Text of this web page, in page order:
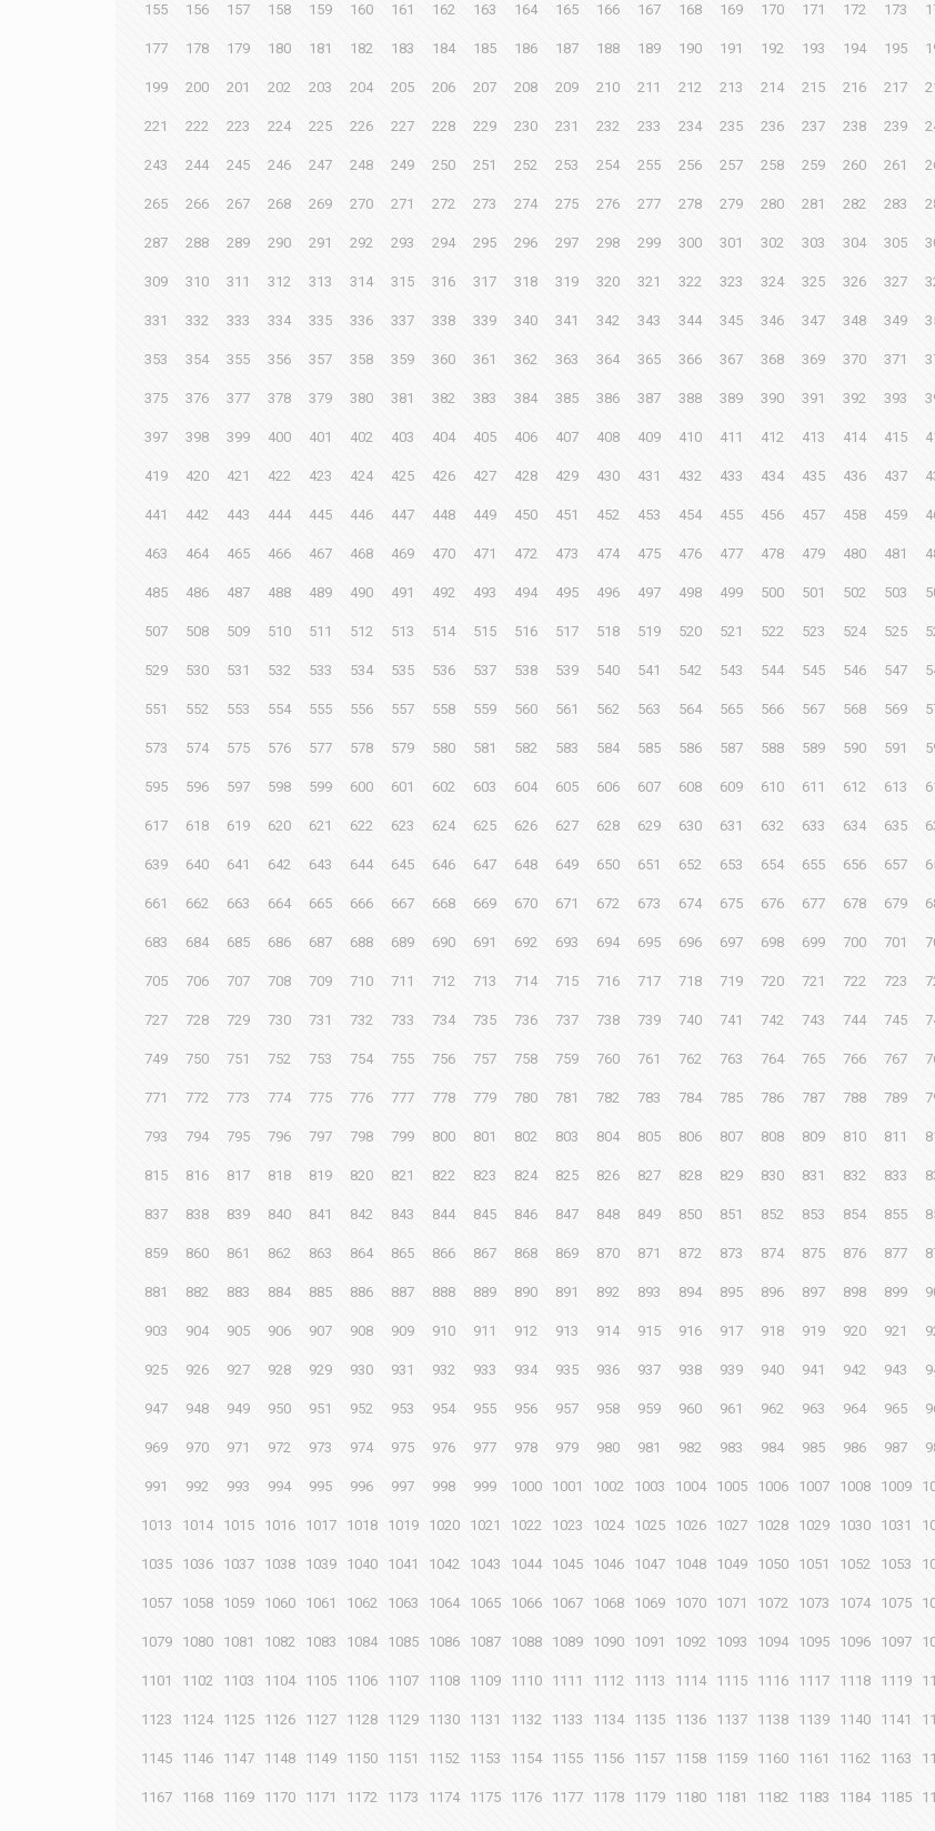
155 156 157 158 159 160 161 162 163 164 165 166 167 168 169 170 171 172 173
177 178 179 180 181 182 183 184 185 186 187 188 189 190 191 192 193 194 195
199 200 201 202 203 204 205 206 207 208 209 210 211 212 213 214 215 216 217
221 222 223 224 225 226 227 228 229 230 231 232 233 234 235 236 237 238 239
243 244 245 246 247 248 249 250 251 252 253 254 255 256 257 258 259 260 261
265 266 267 268 269 270 271 272 273 274 275 276 277 278 279 280 281 282 283
287 288 289 290 291 292 293 294 295 296 297 298 299 300 301 302 303 304 305
309 310 311 312 313 314 315 316 317 318 319 320 321 322 323 324 325 326 327
331 332 333 334 335 336 337 338 339 340 341 342 343 344 345 346 347 348 349
353 354 355 356 357 358 359 360 361 362 363 364 365 366 367 368 369 370 371
375 376 377 378 379 380 381 382 383 384 385 386 387 388 389 390 391 392 393
397 398 399 400 401 402 403 404 405 406 407 408 409 410 411 412 413 414 415
419 420 421 422 423 424 425 426 427 428 429 430 431 432 433 434 435 436 437
441 442 443 444 445 446 447 448 449 450 451 452 453 454 455 456 457 458 459
463 464 465 466 467 468 469 470 471 472 473 474 475 476 477 478 479 480 481
485 486 487 488 489 490 491 492 493 494 495 496 497 498 499 500 501 502 503
507 508 509 510 511 512 513 514 515 516 517 518 519 520 521 522 523 524 525
529 530 531 532 533 534 535 536 537 538 539 540 541 542 543 544 545 546 547
551 552 553 554 555 556 557 558 559 560 561 562 563 564 565 566 567 568 569
573 574 575 576 577 578 579 580 581 582 583 584 585 586 587 588 589 590 591
595 596 597 598 599 600 601 602 603 604 605 606 607 608 609 610 611 612 613
617 618 619 620 621 622 623 624 625 626 627 628 629 630 631 632 633 634 635
639 640 641 642 643 644 645 646 647 648 649 650 651 652 653 654 655 656 657
661 662 663 664 665 666 667 668 669 670 671 672 673 674 675 676 677 678 679
683 684 685 686 687 688 689 690 691 692 693 694 695 696 697 698 699 700 701
705 706 707 708 709 710 711 712 713 714 715 716 717 718 719 720 721 722 723
727 728 729 730 731 732 733 734 735 736 737 738 739 740 741 742 743 744 745
749 750 751 752 753 754 755 756 757 758 759 760 761 762 763 764 765 766 767
771 772 773 774 775 776 777 778 779 780 781 782 783 784 785 786 787 788 789
793 794 795 796 797 798 799 800 801 802 803 804 805 806 807 808 809 810 811
815 816 817 818 819 820 821 822 823 824 825 826 827 828 829 830 831 832 833
837 838 839 840 841 842 843 844 845 846 847 848 849 850 851 852 853 854 855
859 860 861 862 863 864 865 866 867 868 869 870 871 872 873 874 875 876 877
881 882 883 884 885 886 887 888 889 890 891 892 893 894 895 896 897 898 899
903 904 905 906 907 908 909 910 911 912 913 914 915 916 917 918 919 920 921
925 926 927 928 929 930 931 932 933 934 935 936 937 938 939 940 941 942 943
947 948 949 950 951 952 953 954 955 956 957 958 959 960 961 962 963 964 965
969 970 971 972 973 974 975 976 977 978 979 980 981 982 983 984 985 986 987
991 992 993 994 995 996 997 998 999 1000 1001 1002 1003 1004 1005 1006 1007 1008 1009
1013 1014 1015 1016 1017 1018 1019 1020 1021 1022 1023 1024 1025 1026 1027 1028 1029 1030 1031
1035 1036 1037 1038 1039 1040 1041 1042 1043 1044 1045 1046 1047 1048 1049 1050 1051 1052 1053
1057 1058 1059 1060 1061 1062 1063 1064 1065 1066 1067 1068 1069 1070 1071 1072 1073 1074 1075
1079 1080 1081 1082 1083 1084 1085 1086 1087 1088 1089 1090 1091 1092 1093 1094 1095 1096 1097
1101 1102 1103 1104 1105 1106 1107 1108 1109 1110 1111 1112 1113 1114 1115 1116 1117 1118 1119
1123 1124 1125 1126 1127 1128 1129 1130 1131 1132 1133 1134 1135 1136 1137 1138 1139 1140 1141
1145 1146 1147 1148 1149 1150 1151 1152 1153 1154 1155 1156 1157 1158 1159 1160 1161 1162 1163
1167 1168 1169 1170 1171 1172 1173 1174 1175 1176 1177 1178 1179 1180 1181 1182 1183 1184 1185